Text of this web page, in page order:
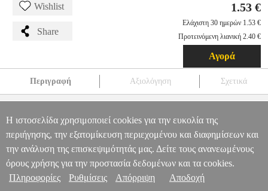
Wishlist
Share
1.53 €
Ελάχιστη 30 ημερών 1.53 €
Προτεινόμενη λιανική 2.40 €
Αγορά
Περιγραφή Αξιολόγηση Σχετικά
ANA.GYR0413ANA.GYR0413 GEYER GEYER ΛΑΜΠΕΣ
ΛΑΜΠΤΗΡΑΣ GEYER LED E14 ΚΕΡΙ 5W 470LM 3000K
1.53
Πληροφορίες & Υπηρεσίες >
Η ιστοσελίδα χρησιμοποιεί cookies για την ευκολία της
περιήγησης, την εξατομίκευση περιεχομένου και διαφημίσεων και
την ανάλυση της επισκεψιμότητάς μας. Δείτε τους ανανεωμένους
όρους χρήσης για την προστασία δεδομένων και τα cookies.
Πληροφορίες
Ρυθμίσεις Απόρριψη Αποδοχή